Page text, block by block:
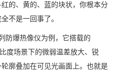
的、黄的、蓝的块状，你根本分
不是一回事了。
防爆热像仪为例，它搭载的
度场景下的微弱温差放大、锐
廓叠加在可见光画面上。也就是